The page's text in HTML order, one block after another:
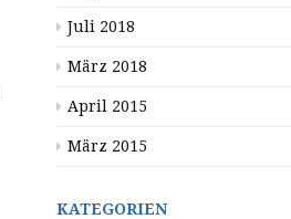
Juli 2018
März 2018
April 2015
März 2015
KATEGORIEN